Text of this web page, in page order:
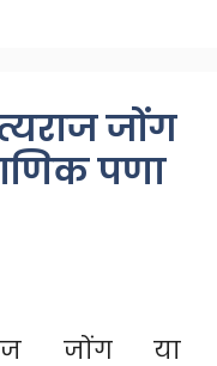
जोंग
पणा
जोंग या